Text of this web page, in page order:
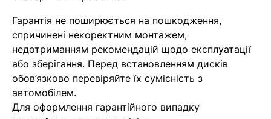
Гарантія не поширюється на пошкодження,
спричинені некоректним монтажем,
недотриманням рекомендацій щодо експлуатації
або зберігання. Перед встановленням дисків
обов’язково перевіряйте їх сумісність з
автомобілем.
Для оформлення гарантійного випадку